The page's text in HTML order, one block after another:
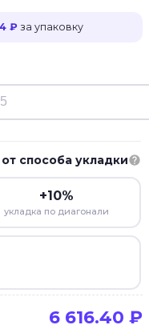
₽за упаковку
способа укладки
+10%
укладка по диагонали
6 616.40 ₽